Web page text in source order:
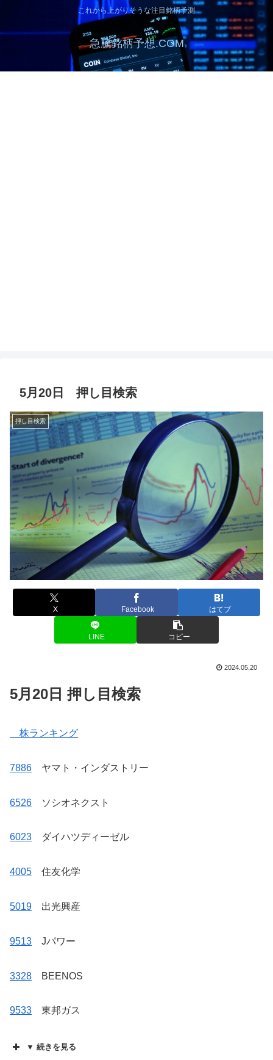
これから上がりそうな注目銘柄予測
急騰銘柄予想.COM
5月20日 押し目検索
押し目検索
X Facebook はてブ
LINE コピー
2024.05.20
5月20日 押し目検索
株ランキング
7886 ヤマト・インダストリー
6526 ソシオネクスト
6023 ダイハツディーゼル
4005 住友化学
5019 出光興産
9513 Jパワー
3328 BEENOS
9533 東邦ガス
▼ 続きを見る